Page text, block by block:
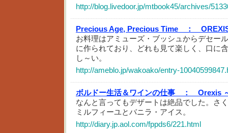
http://blog.livedoor.jp/mtbook45/archives/
Precious Age, Precious Time ：
お料理はアミューズ・ブッシュからデセー
に作られており、どれも見て楽しく、口に
し～い。
http://ameblo.jp/wakoako/entry-
ボルドー生活＆ワインの仕事 ：
Orexis
なんと言ってもデザートは絶品でした。さ
ミルフィーユとバニラ・アイス。
http://diary.jp.aol.com/fppds6/221.html